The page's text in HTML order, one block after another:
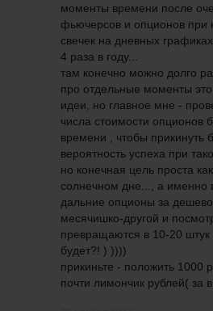
моменты времени после
фьючерсов и опционов при
свечек на дневных
4 раза в году...
там конечно можно долго
про отдельные моменты
идеи, но главное мне -
числа стоимости опционов
времени , чтобы прикинуть
вероятность успеха при
но конечная цель проста
солнечном дне..., а именно
дальние опционы за
месячишко-другой и
превращаются в 10-20 штук
будет?! ) ))))
прикиньте - положить 1000
почти лимончик рублей( за